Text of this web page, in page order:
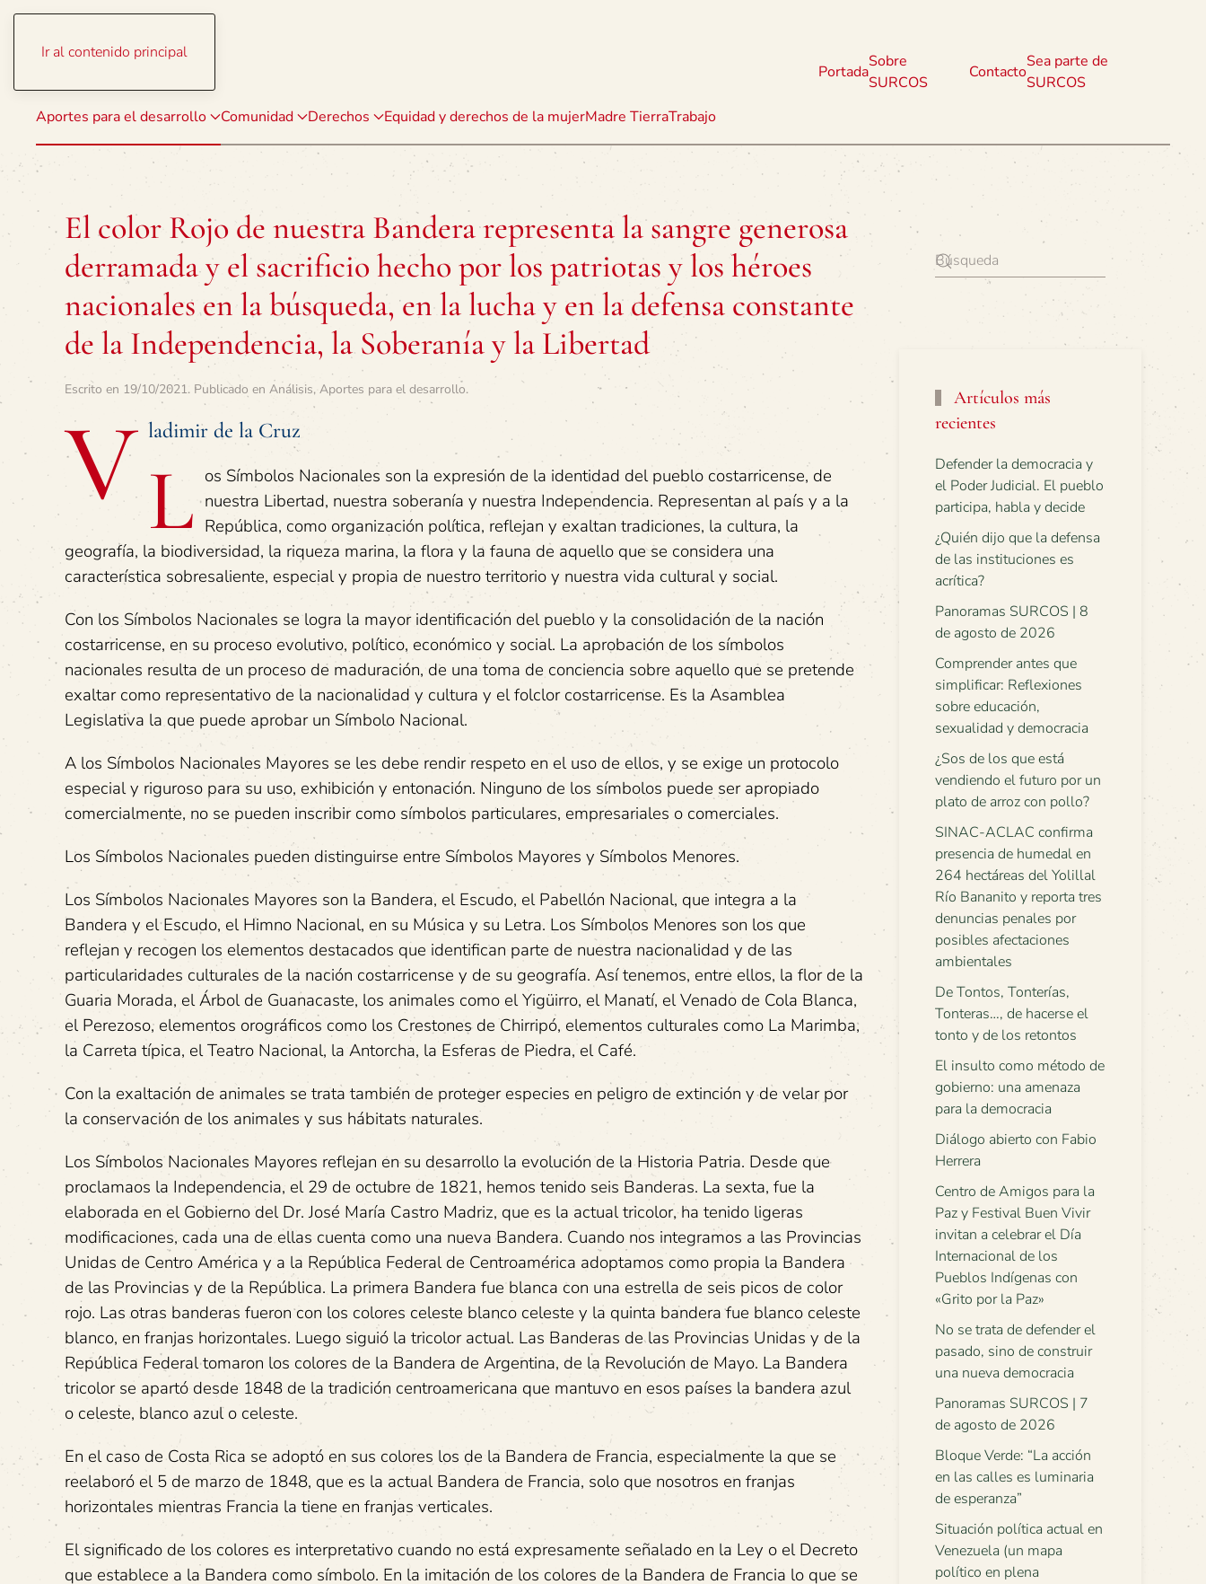
Ir al contenido principal
Aportes para el desarrollo Comunidad Derechos Equidad y derechos de la mujerMadre TierraTrabajo
Portada
Sobre
SURCOS
Contacto
Sea parte de
SURCOS
El color Rojo de nuestra Bandera representa la sangre generosa
derramada y el sacrificio hecho por los patriotas y los héroes
nacionales en la búsqueda, en la lucha y en la defensa constante
de la Independencia, la Soberanía y la Libertad
Escrito en 19/10/2021. Publicado en Análisis, Aportes para el desarrollo.
V ladimir de la Cruz
L os Símbolos Nacionales son la expresión de la identidad del pueblo costarricense, de
nuestra Libertad, nuestra soberanía y nuestra Independencia. Representan al país y a la
República, como organización política, reflejan y exaltan tradiciones, la cultura, la
geografía, la biodiversidad, la riqueza marina, la flora y la fauna de aquello que se considera una
característica sobresaliente, especial y propia de nuestro territorio y nuestra vida cultural y social.
Con los Símbolos Nacionales se logra la mayor identificación del pueblo y la consolidación de la nación
costarricense, en su proceso evolutivo, político, económico y social. La aprobación de los símbolos
nacionales resulta de un proceso de maduración, de una toma de conciencia sobre aquello que se pretende
exaltar como representativo de la nacionalidad y cultura y el folclor costarricense. Es la Asamblea
Legislativa la que puede aprobar un Símbolo Nacional.
A los Símbolos Nacionales Mayores se les debe rendir respeto en el uso de ellos, y se exige un protocolo
especial y riguroso para su uso, exhibición y entonación. Ninguno de los símbolos puede ser apropiado
comercialmente, no se pueden inscribir como símbolos particulares, empresariales o comerciales.
Los Símbolos Nacionales pueden distinguirse entre Símbolos Mayores y Símbolos Menores.
Los Símbolos Nacionales Mayores son la Bandera, el Escudo, el Pabellón Nacional, que integra a la
Bandera y el Escudo, el Himno Nacional, en su Música y su Letra. Los Símbolos Menores son los que
reflejan y recogen los elementos destacados que identifican parte de nuestra nacionalidad y de las
particularidades culturales de la nación costarricense y de su geografía. Así tenemos, entre ellos, la flor de la
Guaria Morada, el Árbol de Guanacaste, los animales como el Yigüirro, el Manatí, el Venado de Cola Blanca,
el Perezoso, elementos orográficos como los Crestones de Chirripó, elementos culturales como La Marimba,
la Carreta típica, el Teatro Nacional, la Antorcha, la Esferas de Piedra, el Café.
Con la exaltación de animales se trata también de proteger especies en peligro de extinción y de velar por
la conservación de los animales y sus hábitats naturales.
Los Símbolos Nacionales Mayores reflejan en su desarrollo la evolución de la Historia Patria. Desde que
proclamaos la Independencia, el 29 de octubre de 1821, hemos tenido seis Banderas. La sexta, fue la
elaborada en el Gobierno del Dr. José María Castro Madriz, que es la actual tricolor, ha tenido ligeras
modificaciones, cada una de ellas cuenta como una nueva Bandera. Cuando nos integramos a las Provincias
Unidas de Centro América y a la República Federal de Centroamérica adoptamos como propia la Bandera
de las Provincias y de la República. La primera Bandera fue blanca con una estrella de seis picos de color
rojo. Las otras banderas fueron con los colores celeste blanco celeste y la quinta bandera fue blanco celeste
blanco, en franjas horizontales. Luego siguió la tricolor actual. Las Banderas de las Provincias Unidas y de la
República Federal tomaron los colores de la Bandera de Argentina, de la Revolución de Mayo. La Bandera
tricolor se apartó desde 1848 de la tradición centroamericana que mantuvo en esos países la bandera azul
o celeste, blanco azul o celeste.
En el caso de Costa Rica se adoptó en sus colores los de la Bandera de Francia, especialmente la que se
reelaboró el 5 de marzo de 1848, que es la actual Bandera de Francia, solo que nosotros en franjas
horizontales mientras Francia la tiene en franjas verticales.
El significado de los colores es interpretativo cuando no está expresamente señalado en la Ley o el Decreto
que establece a la Bandera como símbolo. En la imitación de los colores de la Bandera de Francia lo que se
Artículos más
recientes
Defender la democracia y
el Poder Judicial. El pueblo
participa, habla y decide
¿Quién dijo que la defensa
de las instituciones es
acrítica?
Panoramas SURCOS | 8
de agosto de 2026
Comprender antes que
simplificar: Reflexiones
sobre educación,
sexualidad y democracia
¿Sos de los que está
vendiendo el futuro por un
plato de arroz con pollo?
SINAC-ACLAC confirma
presencia de humedal en
264 hectáreas del Yolillal
Río Bananito y reporta tres
denuncias penales por
posibles afectaciones
ambientales
De Tontos, Tonterías,
Tonteras…, de hacerse el
tonto y de los retontos
El insulto como método de
gobierno: una amenaza
para la democracia
Diálogo abierto con Fabio
Herrera
Centro de Amigos para la
Paz y Festival Buen Vivir
invitan a celebrar el Día
Internacional de los
Pueblos Indígenas con
«Grito por la Paz»
No se trata de defender el
pasado, sino de construir
una nueva democracia
Panoramas SURCOS | 7
de agosto de 2026
Bloque Verde: “La acción
en las calles es luminaria
de esperanza”
Situación política actual en
Venezuela (un mapa
político en plena